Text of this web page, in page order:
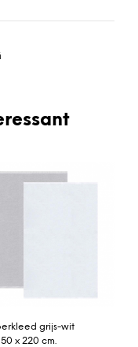
grijs-wit
x 220 cm.